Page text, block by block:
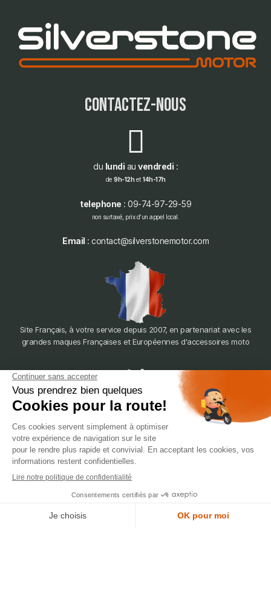
contactez-nous
du lundi au vendredi :
de 9h-12het 14h-17h
telephone : 09-74-97-29-59
non surtaxé, prix d'un appel local.
Email : contact@silverstonemotor.com
Site Français, à votre service depuis 2007, en partenariat avec les
grandes maques Françaises et Européennes d'accessoires moto
388 Av. Charles de Gaulle, 69200 Vénissieux
© 2007-2025 Silverstone Motor